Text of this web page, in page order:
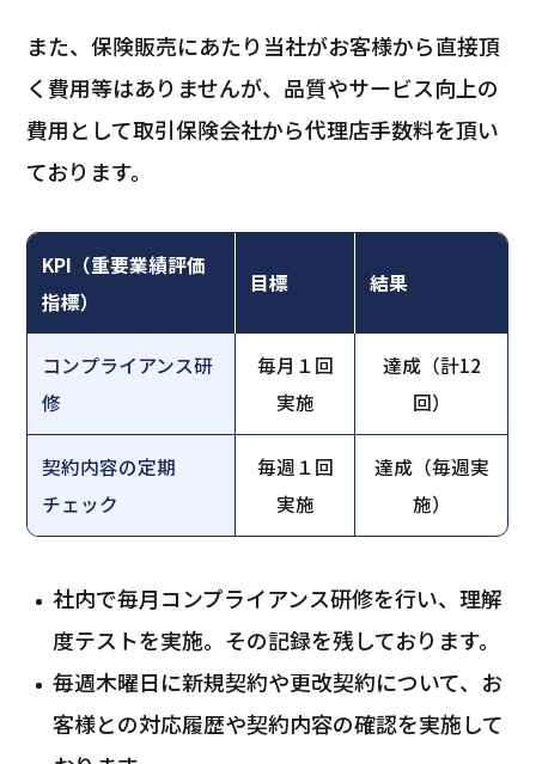
また、保険販売にあたり当社がお客様から直接頂
く費用等はありませんが、品質やサービス向上の
費用として取引保険会社から代理店手数料を頂い
ております。
KPI（重要業績評価
指標）
目標 結果
コンプライアンス研
修
毎月１回
実施
達成（計12
回）
契約内容の定期
チェック
毎週１回
実施
達成（毎週実
施）
社内で毎月コンプライアンス研修を行い、理解
度テストを実施。その記録を残しております。
毎週木曜日に新規契約や更改契約について、お
客様との対応履歴や契約内容の確認を実施して